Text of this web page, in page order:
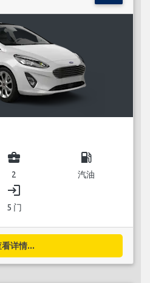
business_center
2
local_gas_station
汽油
login
5 门
看详情...